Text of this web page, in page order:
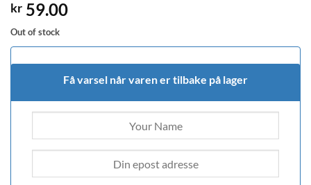
kr 59.00
Out of stock
Få varsel når varen er tilbake på lager